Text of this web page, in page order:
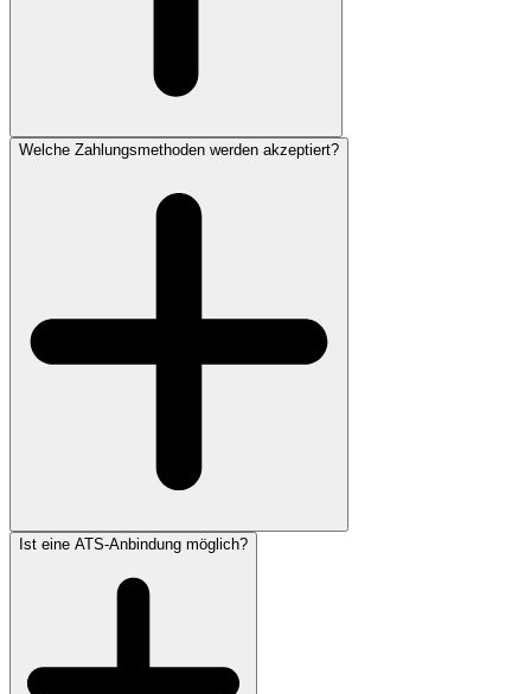
Welche Zahlungsmethoden werden akzeptiert?
Ist eine ATS-Anbindung möglich?